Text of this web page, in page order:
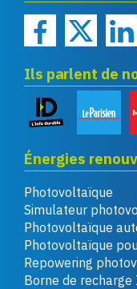
Ils parlent de
Énergies
Photovoltaïque
Simulateur
Photovoltaïque
Photovoltaïque
Repowering
Borne de recharge